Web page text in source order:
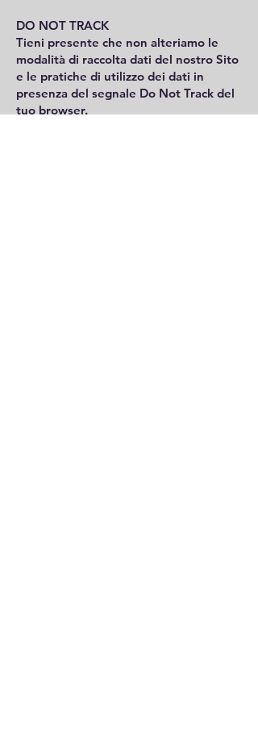
DO NOT TRACK
Tieni presente che non alteriamo le
modalità di raccolta dati del nostro Sito
e le pratiche di utilizzo dei dati in
presenza del segnale Do Not Track del
tuo browser.